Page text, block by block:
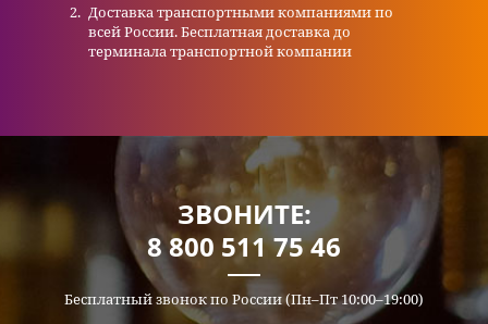
Доставка транспортными компаниями по
всей России. Бесплатная доставка до
терминала транспортной компании
ЗВОНИТЕ:
8 800 511 75 46
Бесплатный звонок по России (Пн–Пт 10:00–19:00)